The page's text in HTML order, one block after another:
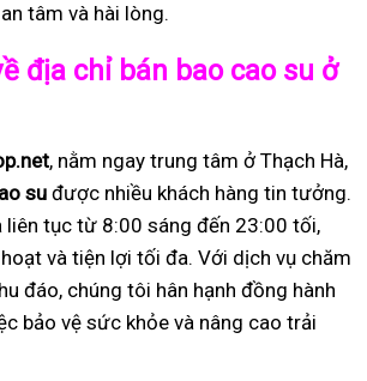
tâm và hài lòng.
địa chỉ bán bao cao su ở
, nằm ngay trung tâm ở Thạch Hà,
suđược nhiều khách hàng tin tưởng.
liên tục từ 8:00 sáng đến 23:00 tối,
và tiện lợi tối đa. Với dịch vụ chăm
đáo, chúng tôi hân hạnh đồng hành
bảo vệ sức khỏe và nâng cao trải